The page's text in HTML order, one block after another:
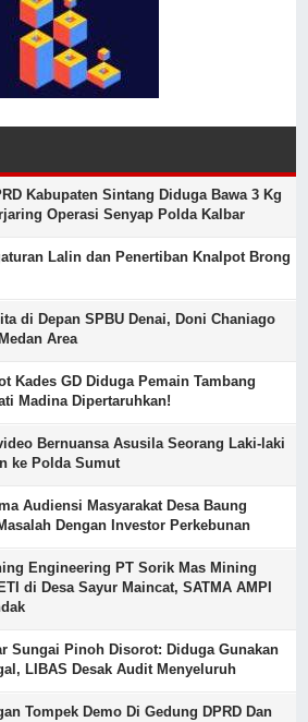
Kabupaten Sintang Diduga Bawa 3 Kg
Operasi Senyap Polda Kalbar
Lalin dan Penertiban Knalpot Brong
di Depan SPBU Denai, Doni Chaniago
Area
Kades GD Diduga Pemain Tambang
Madina Dipertaruhkan!
Bernuansa Asusila Seorang Laki-laki
ke Polda Sumut
Audiensi Masyarakat Desa Baung
Dengan Investor Perkebunan
Engineering PT Sorik Mas Mining
di Desa Sayur Maincat, SATMA AMPI
Sungai Pinoh Disorot: Diduga Gunakan
LIBAS Desak Audit Menyeluruh
Tompek Demo Di Gedung DPRD Dan